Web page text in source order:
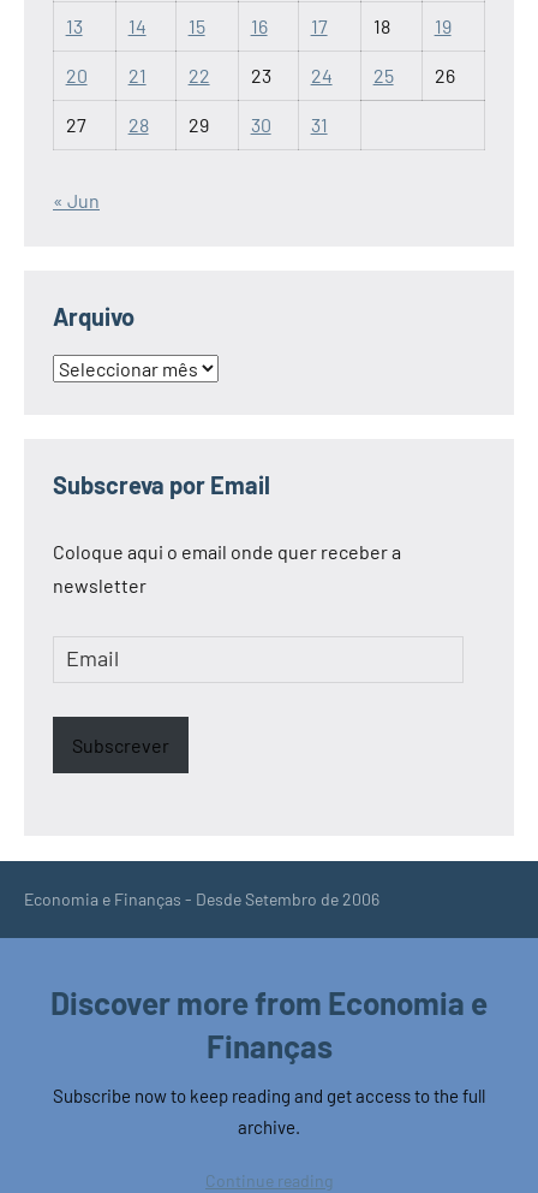
13 14 15 16 17 18 19
20 21 22 23 24 25 26
27 28 29 30 31
« Jun
Arquivo
Arquivo
Subscreva por Email
Coloque aqui o email onde quer receber a
newsletter
Email
Subscrever
Economia e Finanças - Desde Setembro de 2006
Discover more from Economia e
Finanças
Subscribe now to keep reading and get access to the full
archive.
Continue reading